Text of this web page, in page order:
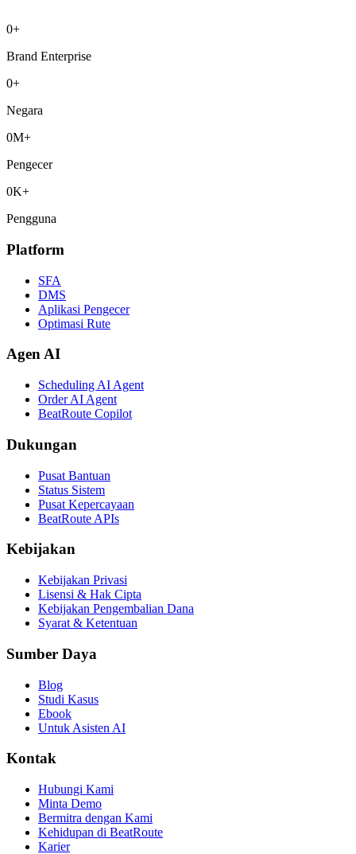
0+
Brand Enterprise
0+
Negara
0M+
Pengecer
0K+
Pengguna
Platform
SFA
DMS
Aplikasi Pengecer
Optimasi Rute
Agen AI
Scheduling AI Agent
Order AI Agent
BeatRoute Copilot
Dukungan
Pusat Bantuan
Status Sistem
Pusat Kepercayaan
BeatRoute APIs
Kebijakan
Kebijakan Privasi
Lisensi & Hak Cipta
Kebijakan Pengembalian Dana
Syarat & Ketentuan
Sumber Daya
Blog
Studi Kasus
Ebook
Untuk Asisten AI
Kontak
Hubungi Kami
Minta Demo
Bermitra dengan Kami
Kehidupan di BeatRoute
Karier